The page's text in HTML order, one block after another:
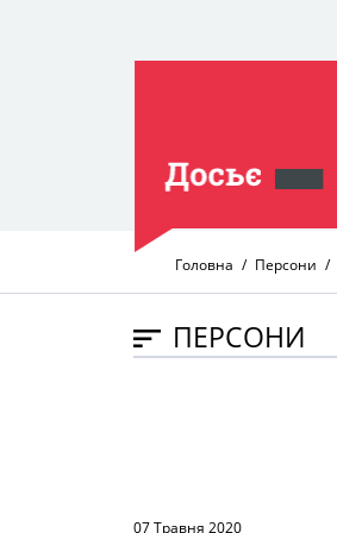
Головна Персони
ПЕРСОНИ
07 Травня 2020